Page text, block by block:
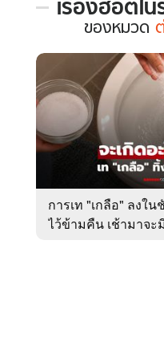
เรื่องฮอตใ
เรื่อง
ใน
รอบ
สัปดาห์
ของ
ต่าง
ประเทศ
ของหมวด
การเท "เกลือ" ลงใ
ไว้ข้ามคืน เช้ามาจะ